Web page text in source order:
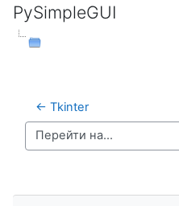
PySimpleGUI
← Tkinter
Перейти на...